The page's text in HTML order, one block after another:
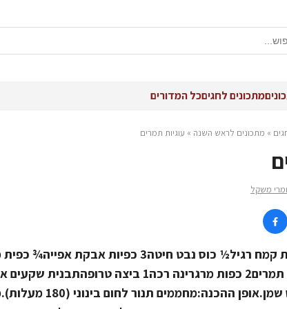
מתכונים לחגיםכל המדורים
» מתכונים לראש השנה » עוגיות תמרים
משקל
מצרכים:¼ 1 כוסות קמח רגיל½ כוס נבט חיטה3
שומן½ כוס ממרח תמרים2 כפות מרגרינה רכה1 ביצה
משומנות בתרסיס שמן.אופן